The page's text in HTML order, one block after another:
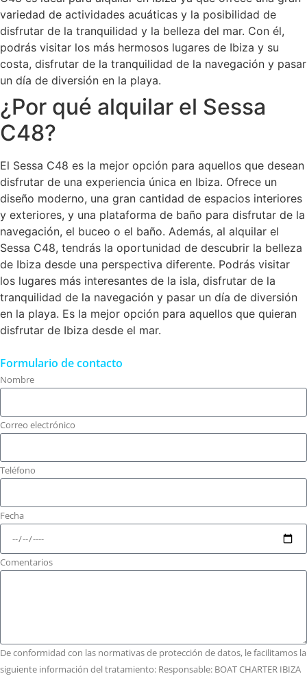
variedad de actividades acuáticas y la posibilidad de
disfrutar de la tranquilidad y la belleza del mar. Con él,
podrás visitar los más hermosos lugares de Ibiza y su
costa, disfrutar de la tranquilidad de la navegación y pasar
un día de diversión en la playa.
¿Por qué alquilar el Sessa
C48?
El Sessa C48 es la mejor opción para aquellos que desean
disfrutar de una experiencia única en Ibiza. Ofrece un
diseño moderno, una gran cantidad de espacios interiores
y exteriores, y una plataforma de baño para disfrutar de la
navegación, el buceo o el baño. Además, al alquilar el
Sessa C48, tendrás la oportunidad de descubrir la belleza
de Ibiza desde una perspectiva diferente. Podrás visitar
los lugares más interesantes de la isla, disfrutar de la
tranquilidad de la navegación y pasar un día de diversión
en la playa. Es la mejor opción para aquellos que quieran
disfrutar de Ibiza desde el mar.
Formulario de contacto
Nombre
Correo electrónico
Teléfono
Fecha
Comentarios
De conformidad con las normativas de protección de datos, le facilitamos la
siguiente información del tratamiento: Responsable: BOAT CHARTER IBIZA